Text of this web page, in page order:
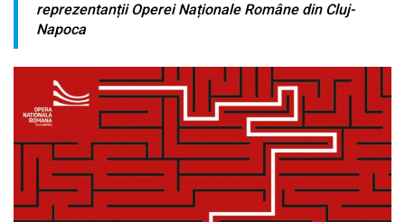
reprezentanții Operei Naționale Române din Cluj-
Napoca